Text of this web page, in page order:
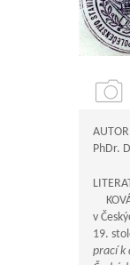
PhDr.
v
19.
prací k